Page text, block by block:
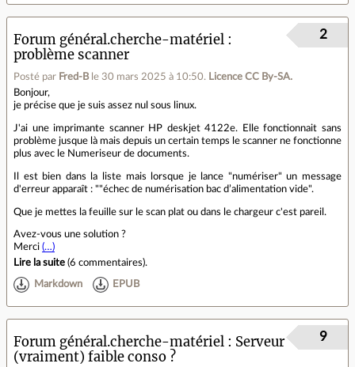
Forum général.cherche-matériel
problème scanner
Posté par Fred-B le 30 mars 2025 à 10:50. Licence CC By‑SA.
2
Bonjour,
je précise que je suis assez nul sous linux.
J'ai une imprimante scanner HP deskjet 4122e. Elle fonctionnait sans
problème jusque là mais depuis un certain temps le scanner ne fonctionne
plus avec le Numeriseur de documents.
Il est bien dans la liste mais lorsque je lance "numériser" un message
d'erreur apparaît : ""échec de numérisation bac d’alimentation vide".
Que je mettes la feuille sur le scan plat ou dans le chargeur c'est pareil.
Avez-vous une solution ?
Merci (…)
Lire la suite (6 commentaires).
Markdown EPUB
Forum général.cherche-matériel
Serveur
(vraiment) faible conso ?
9